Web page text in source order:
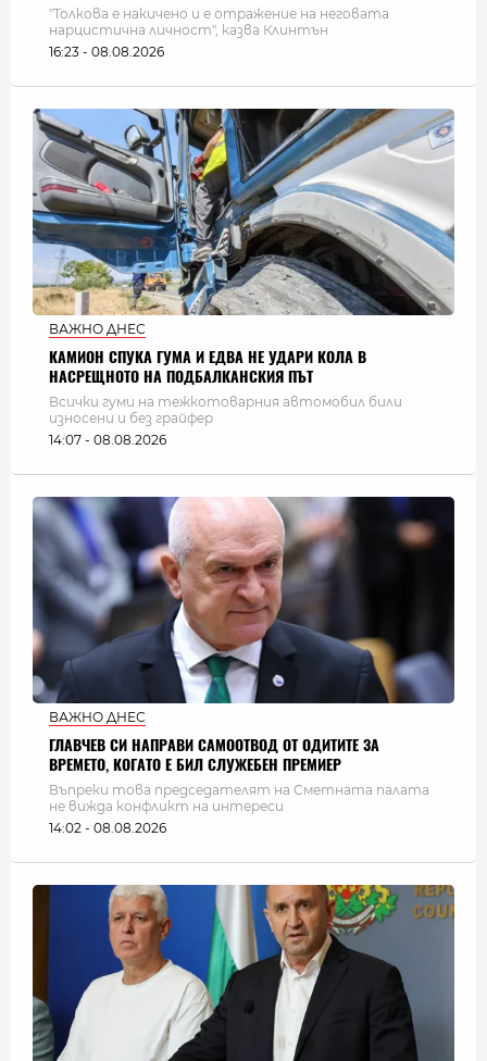
"Толкова е накичено и е отражение на неговата
нарцистична личност", казва Клинтън
16:23 - 08.08.2026
ВАЖНО ДНЕС
КАМИОН СПУКА ГУМА И ЕДВА НЕ УДАРИ КОЛА В
НАСРЕЩНОТО НА ПОДБАЛКАНСКИЯ ПЪТ
Всички гуми на тежкотоварния автомобил били
износени и без грайфер
14:07 - 08.08.2026
ВАЖНО ДНЕС
ГЛАВЧЕВ СИ НАПРАВИ САМООТВОД ОТ ОДИТИТЕ ЗА
ВРЕМЕТО, КОГАТО Е БИЛ СЛУЖЕБЕН ПРЕМИЕР
Въпреки това председателят на Сметната палата
не вижда конфликт на интереси
14:02 - 08.08.2026